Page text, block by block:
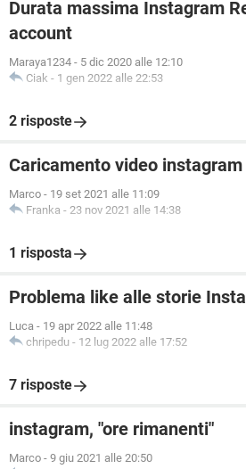
Durata massima Instagram
account
Maraya1234 - 5 dic 2020 alle 12:10
Ciak - 1 gen 2022 alle 22:53
2 risposte
Caricamento video
Marco - 19 set 2021 alle 11:09
Franka - 23 nov 2021 alle 14:38
1 risposta
Problema like alle storie
Luca - 19 apr 2022 alle 11:48
chripedu - 12 lug 2022 alle 17:52
7 risposte
instagram, "ore rimanenti"
Marco - 9 giu 2021 alle 20:50